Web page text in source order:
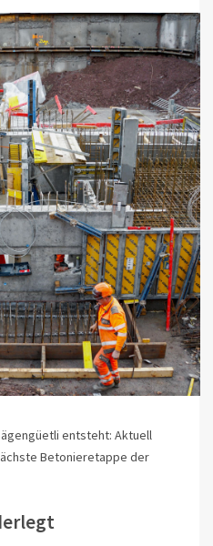
entsteht: Aktuell
Betonieretappe der